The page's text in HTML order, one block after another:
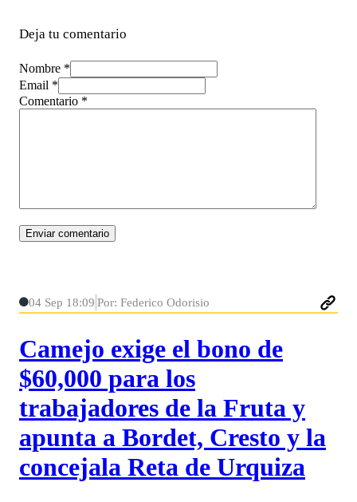
Deja tu comentario
Nombre *
Email *
Comentario *
04 Sep 18:09 Por: Federico Odorisio
Camejo exige el bono de
$60,000 para los
trabajadores de la Fruta y
apunta a Bordet, Cresto y la
concejala Reta de Urquiza